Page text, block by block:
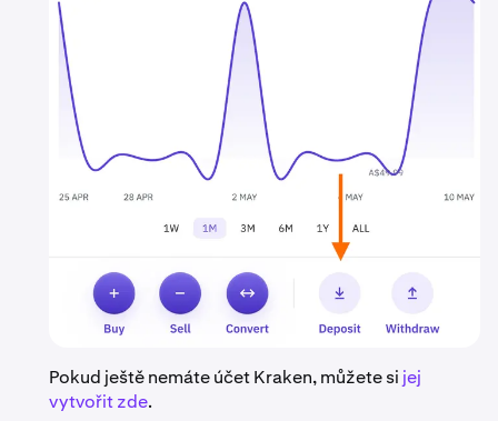
Pokud ještě nemáte účet Kraken, můžete si jej
vytvořit zde.